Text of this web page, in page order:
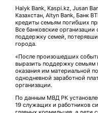
Halyk Bank, Kaspi.kz, Jusan
Казахстан, Altyn Bank, Банк
кредиты семьям погибших
Все банковские
поддержку семей,
города.
«После произошедших
выразить поддержку
оказания им материальной
однодневной заработной
организации.
По данным МВД РК
19 служащих и работников